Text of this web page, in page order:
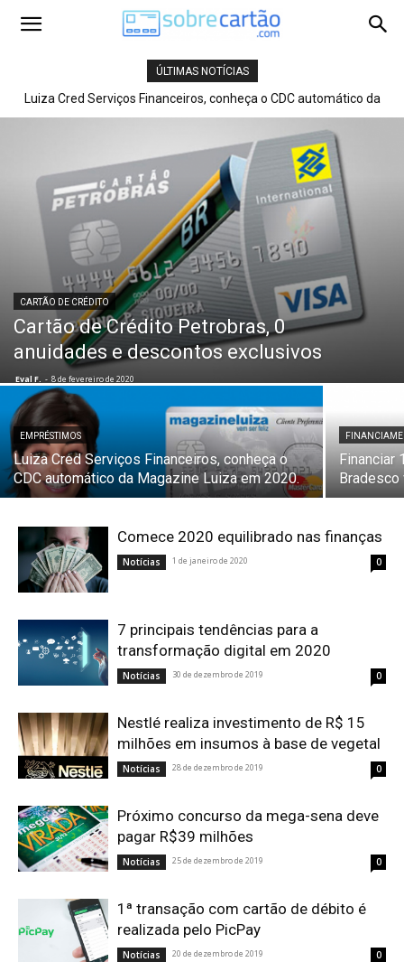
ÚLTIMAS NOTÍCIAS
Luiza Cred Serviços Financeiros, conheça o CDC automático da
CARTÃO DE CRÉDITO
Cartão de Crédito Petrobras, 0
anuidades e descontos exclusivos
Eval F. - 8 de fevereiro de 2020
EMPRÉSTIMOS
Luiza Cred Serviços Financeiros, conheça o
CDC automático da Magazine Luiza em 2020.
Financiar
Bradesco
Comece 2020 equilibrado nas finanças
Notícias 1 de janeiro de 2020 0
7 principais tendências para a
transformação digital em 2020
Notícias 30 de dezembro de 2019 0
Nestlé realiza investimento de R$ 15
milhões em insumos à base de vegetal
Notícias 28 de dezembro de 2019 0
Próximo concurso da mega-sena deve
pagar R$39 milhões
Notícias 25 de dezembro de 2019 0
1ª transação com cartão de débito é
realizada pelo PicPay
Notícias 20 de dezembro de 2019 0